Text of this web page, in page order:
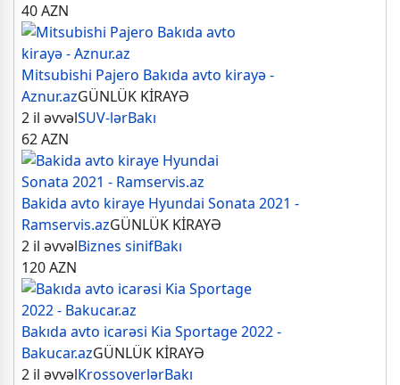
40AZN
Mitsubishi Pajero Bakıda avto kirayə -
Aznur.azGÜNLÜK KİRAYƏ
2 il əvvəlSUV-lərBakı
62AZN
Bakida avto kiraye Hyundai Sonata 2021 -
Ramservis.azGÜNLÜK KİRAYƏ
2 il əvvəlBiznes sinifBakı
120AZN
Bakıda avto icarəsi Kia Sportage 2022 -
Bakucar.azGÜNLÜK KİRAYƏ
2 il əvvəlKrossoverlərBakı